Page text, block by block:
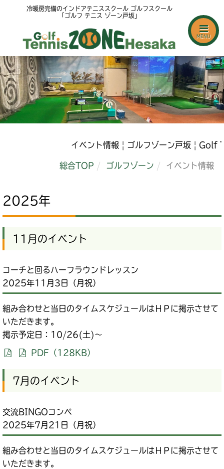
冷暖房完備のインドアテニススクール ゴルフスクール
「ゴルフ テニス ゾーン戸坂」
イベント情報 | ゴルフゾーン戸坂 | Golf
総合TOP ゴルフゾーン イベント情報
2025年
11月のイベント
コーチと回るハーフラウンドレッスン
2025年11月3日（月祝）
組み合わせと当日のタイムスケジュールはＨＰに掲示させて
いただきます。
掲示予定日：10/26(土)～
PDF（128KB）
7月のイベント
交流BINGOコンペ
2025年7月21日（月祝）
組み合わせと当日のタイムスケジュールはＨＰに掲示させて
いただきます。
MENU